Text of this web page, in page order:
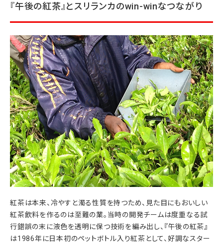
『午後の紅茶』とスリランカのwin-winなつながり
紅茶は本来、冷やすと濁る性質を持つため、見た目にもおいしい
紅茶飲料を作るのは至難の業。当時の開発チームは度重なる試
行錯誤の末に液色を透明に保つ技術を編み出し、『午後の紅茶』
は1986年に日本初のペットボトル入り紅茶として、好調なスター